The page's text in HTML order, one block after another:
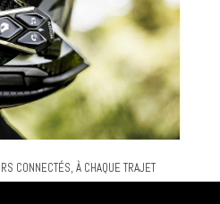
CONNECTÉS, À CHAQUE TRAJET